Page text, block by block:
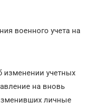
военного учета на
учетных
на вновь
личные